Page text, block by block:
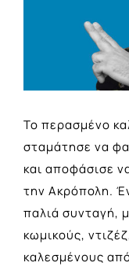
Το περασμένο
σταμάτησε να
και αποφάσισε
την Ακρόπολη.
παλιά συνταγή,
κωμικούς,
καλεσμένους